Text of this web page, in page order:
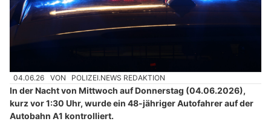
04.06.26 VON POLIZEI.NEWS REDAKTION
In der Nacht von Mittwoch auf Donnerstag (04.06.2026),
kurz vor 1:30 Uhr, wurde ein 48-jähriger Autofahrer auf der
Autobahn A1 kontrolliert.